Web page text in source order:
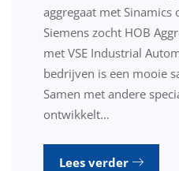
aggregaat met Sinamics
Siemens zocht HOB
met VSE Industrial
bedrijven is een mooie
Samen met andere
ontwikkelt…
Lees verder